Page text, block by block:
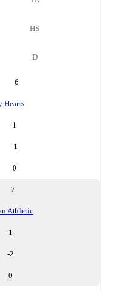
HS
Đ
6
Hearts
1
-1
0
7
Athletic
1
-2
0